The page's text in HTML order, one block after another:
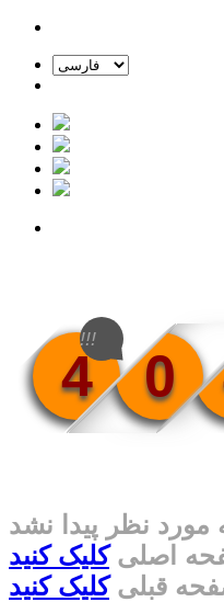
4 0
!!!
نظر پیدا نشد
اصلیکلیک کنید
قبلیکلیک کنید